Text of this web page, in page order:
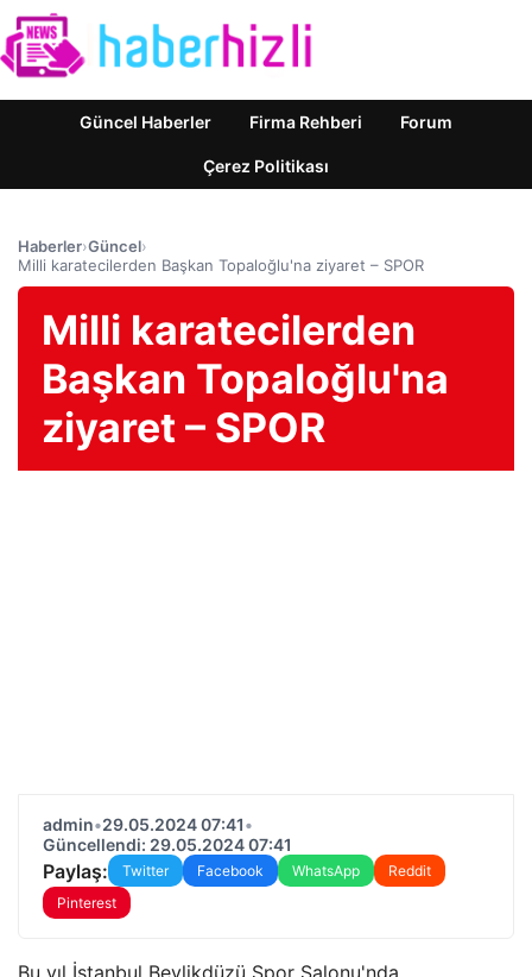
Güncel Haberler Firma Rehberi Forum
Çerez Politikası
Haberler›Güncel›
Milli karatecilerden Başkan Topaloğlu'na ziyaret – SPOR
Milli karatecilerden
Başkan Topaloğlu'na
ziyaret – SPOR
admin•29.05.2024 07:41•
Güncellendi: 29.05.2024 07:41
Paylaş: Twitter Facebook WhatsApp
Reddit
Pinterest
Bu yıl İstanbul Beylikdüzü Spor Salonu'nda